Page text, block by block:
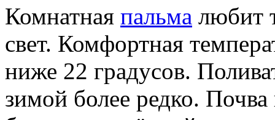
Комнатная пальма любит
свет. Комфортная
ниже 22 градусов.
зимой более редко.